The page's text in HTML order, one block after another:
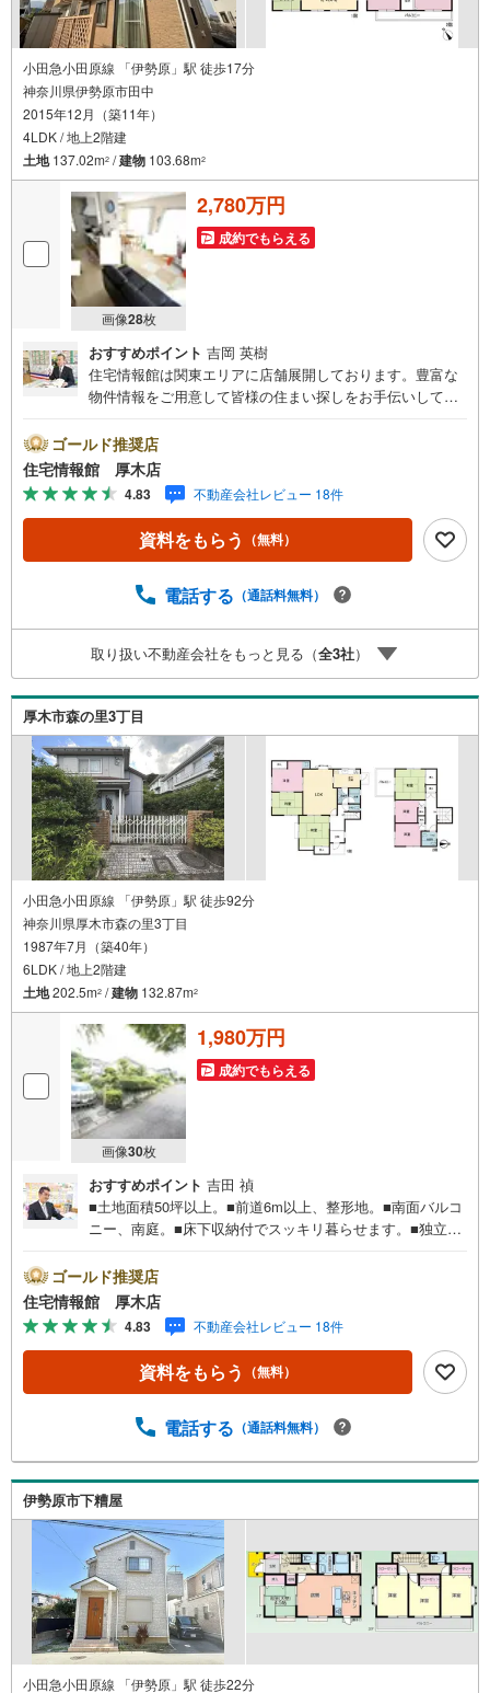
小田急小田原線 「伊勢原」駅 徒歩17分
神奈川県伊勢原市田中
2015年12月（築11年）
4LDK / 地上2階建
土地137.02m2 /建物 103.68m2
画像28枚
2,780万円
成約でもらえる
おすすめポイント 吉岡 英樹
住宅情報館は関東エリアに店舗展開しております。豊富な
物件情報をご用意して皆様の住まい探しをお手伝いしてお
さい。住宅ローン相談会も同時開催中無理のない住宅ロー
ンの試算やご購入の際にかかる諸費用の概算も行っており
ます。しっかりとした資金計画のアドバイスをさせて頂き
ますので、お気軽にご相談ください。
ゴールド推奨店
住宅情報館 厚木店
4.83 不動産会社レビュー 18件
資料をもらう （無料）
電話する （通話料無料）
取り扱い不動産会社をもっと見る（全3社）
厚木市森の里3丁目
小田急小田原線 「伊勢原」駅 徒歩92分
神奈川県厚木市森の里3丁目
1987年7月（築40年）
6LDK / 地上2階建
土地202.5m2 /建物 132.87m2
画像30枚
1,980万円
成約でもらえる
おすすめポイント 吉田 禎
■土地面積50坪以上。■前道6m以上、整形地。■南面バルコ
ニー、南庭。■床下収納付でスッキリ暮らせます。■独立型
過ごせます。■即入居可。住宅情報館は関東エリアに店舗展
開しております。豊富な物件情報をご用意して皆様の住ま
い探しをお手伝いしております。まずは最寄りの住宅情報
館にお気軽にご相談ください。住宅ローン相談会も同時開
催中無理のない住宅ローンの試算やご購入の際にかかる諸
費用の概算も行っております。しっかりとした資金計画の
ゴールド推奨店
住宅情報館 厚木店
4.83 不動産会社レビュー 18件
資料をもらう （無料）
電話する （通話料無料）
伊勢原市下糟屋
小田急小田原線 「伊勢原」駅 徒歩22分